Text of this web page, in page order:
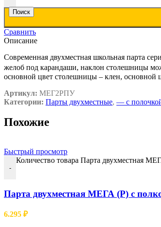
Поиск
• комбинированные
Пятиэлементные настенные
• меловые
Поворотные доски
• комбинированные
Сравнить
Описание
Современная двухместная школьная парта
желоб под карандаши, наклон столешницы
основной цвет столешницы – клен, основной
Артикул: МЕГ2РПУ
Категории: Парты двухместные, — c
Похожие
Быстрый просмотр
-
Количество товара Парта двухместная
Парта двухместная МЕГА (Р) с
6.295 ₽